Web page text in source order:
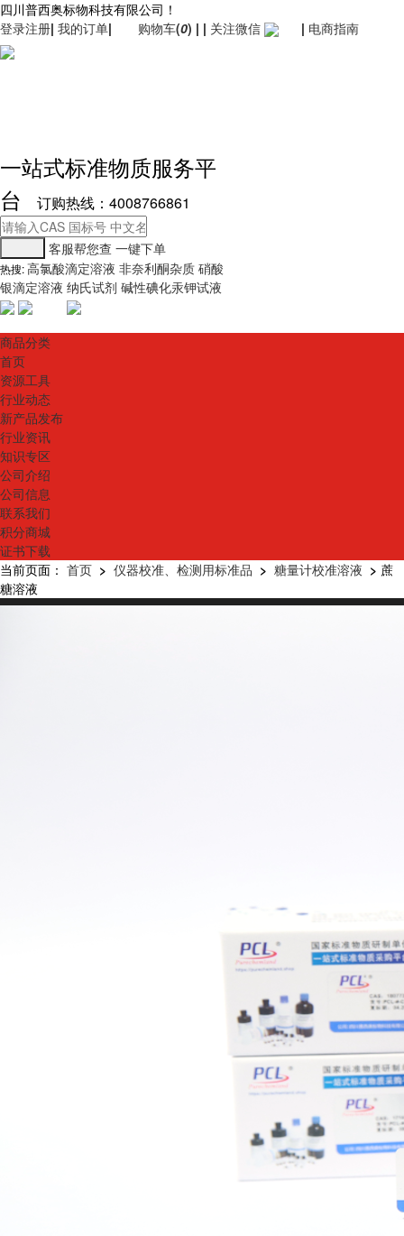
四川普西奥标物科技有限公司！
登录注册| 我的订单| 购物车(0) | | 关注微信 | 电商指南
一站式标准物质服务平
台
订购热线：4008766861
客服帮您查 一键下单
热搜:高氯酸滴定溶液 非奈利酮杂质 硝酸
银滴定溶液 纳氏试剂 碱性碘化汞钾试液
商品分类
首页
资源工具
行业动态
新产品发布
行业资讯
知识专区
公司介绍
公司信息
联系我们
积分商城
证书下载
当前页面： 首页 > 仪器校准、检测用标准品 > 糖量计校准溶液 > 蔗
糖溶液